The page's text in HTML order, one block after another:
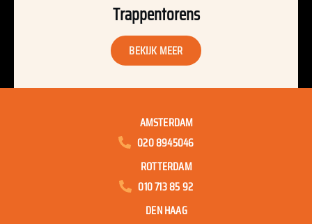
Trappentorens
BEKIJK MEER
AMSTERDAM
020 8945046
ROTTERDAM
010 713 85 92
DEN HAAG